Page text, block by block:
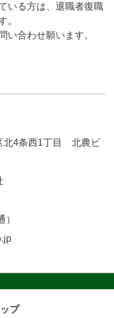
いる方は、退職者復職
。
い合わせ願います。
北4条西1丁目 北農ビ
プ